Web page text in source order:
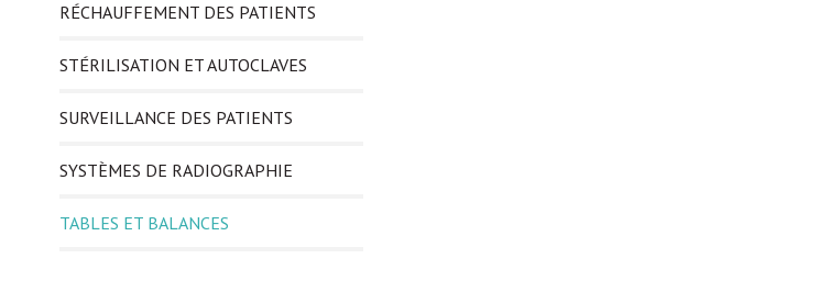
RÉCHAUFFEMENT DES PATIENTS
STÉRILISATION ET AUTOCLAVES
SURVEILLANCE DES PATIENTS
SYSTÈMES DE RADIOGRAPHIE
TABLES ET BALANCES